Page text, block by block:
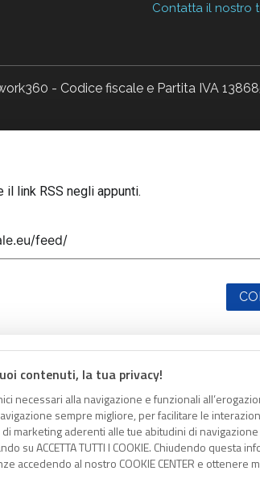
contenuti, la tua privacy!
necessari alla navigazione e funzionali
sempre migliore, per facilitare le
marketing aderenti alle tue abitudini di
su ACCETTA TUTTI I COOKIE. Chiudendo questa
accedendo al nostro COOKIE CENTER e ottenere
Contatta il nostro
- Codice fiscale e Partita IVA
link RSS negli appunti.
link RSS negli appunti.